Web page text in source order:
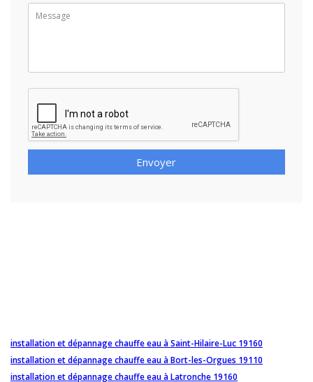
Envoyer
installation et dépannage chauffe eau à Saint-Hilaire-Luc 19160
installation et dépannage chauffe eau à Bort-les-Orgues 19110
installation et dépannage chauffe eau à Latronche 19160